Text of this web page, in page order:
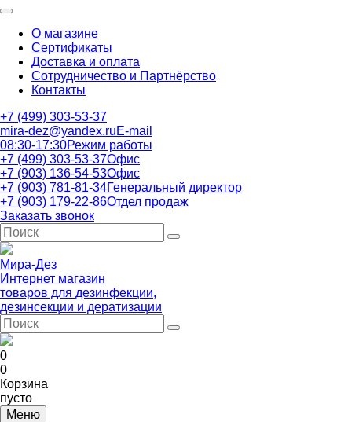
О магазине
Сертификаты
Доставка и оплата
Сотрудничество и Партнёрство
Контакты
+7 (499) 303-53-37
mira-dez@yandex.ruE-mail
08:30-17:30Режим работы
+7 (499) 303-53-37Офис
+7 (903) 136-54-53Офис
+7 (903) 781-81-34Генеральный директор
+7 (903) 179-22-86Отдел продаж
Заказать звонок
Мира-Дез
Интернет магазин
товаров для дезинфекции,
дезинсекции и дератизации
0
0
Корзина
пусто
Меню